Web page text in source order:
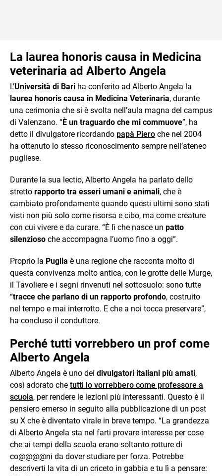
La laurea honoris causa in Medicina
veterinaria ad Alberto Angela
L’Università di Bari ha conferito ad Alberto Angela la
laurea honoris causa in Medicina Veterinaria, durante
una cerimonia che si è svolta nell’aula magna del campus
di Valenzano. “È un traguardo che mi commuove”, ha
detto il divulgatore ricordando papà Piero che nel 2004
ha ottenuto lo stesso riconoscimento sempre nell’ateneo
pugliese.
Durante la sua lectio, Alberto Angela ha parlato dello
stretto rapporto tra esseri umani e animali, che è
cambiato profondamente quando questi ultimi sono stati
visti non più solo come risorsa e cibo, ma come creature
con cui vivere e da curare. “È lì che nasce un patto
silenzioso che accompagna l’uomo fino a oggi”.
Proprio la Puglia è una regione che racconta molto di
questa convivenza molto antica, con le grotte delle Murge,
il Tavoliere e i segni rinvenuti nel sottosuolo: sono tutte
“tracce che parlano di un rapporto profondo, costruito
nel tempo e mai interrotto. E che a noi tocca preservare”,
ha concluso il conduttore.
Perché tutti vorrebbero un prof come
Alberto Angela
Alberto Angela è uno dei divulgatori italiani più amati,
così adorato che tutti lo vorrebbero come professore a
scuola, per rendere le lezioni più interessanti. Questo è il
pensiero emerso in seguito alla pubblicazione di un post
su X che è diventato virale in breve tempo. “La grandezza
di Alberto Angela sta nel farti provare interesse per cose
che ai tempi della scuola erano soltanto rotture di
co@@@@ni da dover studiare per forza. Potrebbe
descriverti la vita di un criceto in gabbia e tu lì a pensare: